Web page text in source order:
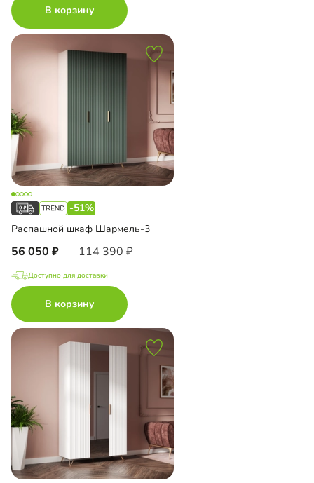
В корзину
-51%
Распашной шкаф Шармель-3
56 050 114 390
Доступно для доставки
В корзину